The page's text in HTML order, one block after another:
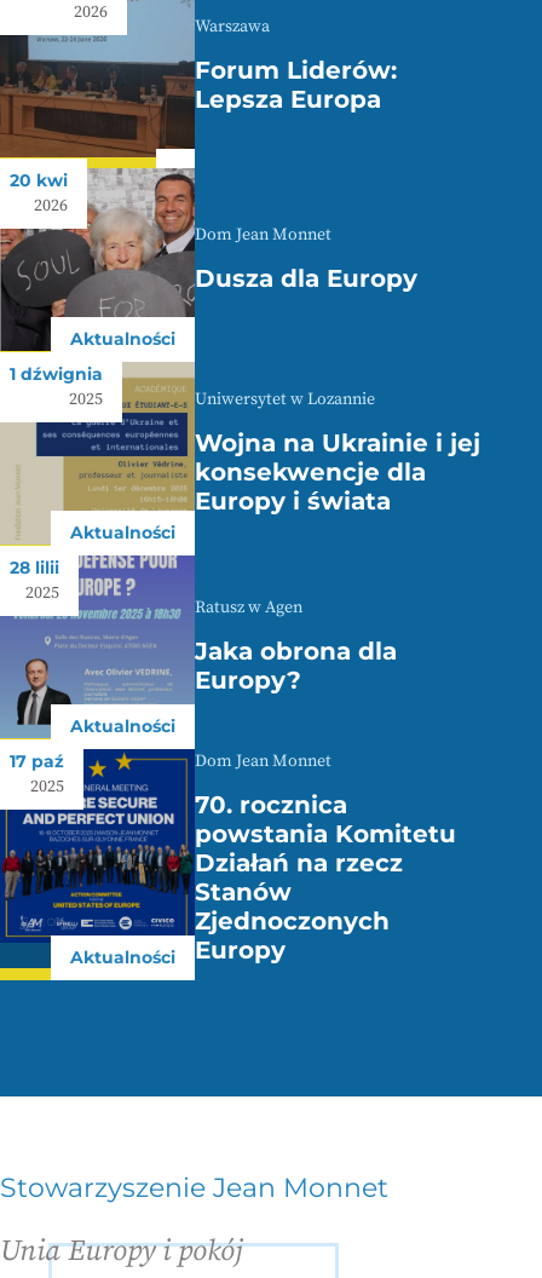
2026
Warszawa
Forum Liderów:
Lepsza Europa
20 kwi
2026
Aktualności
Dom Jean Monnet
Dusza dla Europy
1 dźwignia
2025
Aktualności
Uniwersytet w Lozannie
Wojna na Ukrainie i jej
konsekwencje dla
Europy i świata
28 lilii
2025
Aktualności
Ratusz w Agen
Jaka obrona dla
Europy?
17 paź
2025
Aktualności
Dom Jean Monnet
70. rocznica
powstania Komitetu
Działań na rzecz
Stanów
Zjednoczonych
Europy
Stowarzyszenie Jean Monnet
Unia Europy i pokój